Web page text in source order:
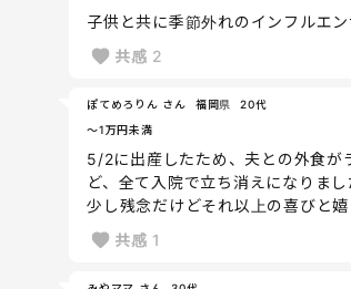
子供と共に季節外れのインフルエ
共感 2
ぽてめろりん さん 福岡県
20代
～1万円未満
5/2に出産したため、夫との外食が
ど、全て入院で立ち消えになりまし
少し残念だけどそれ以上の喜びと
共感 1